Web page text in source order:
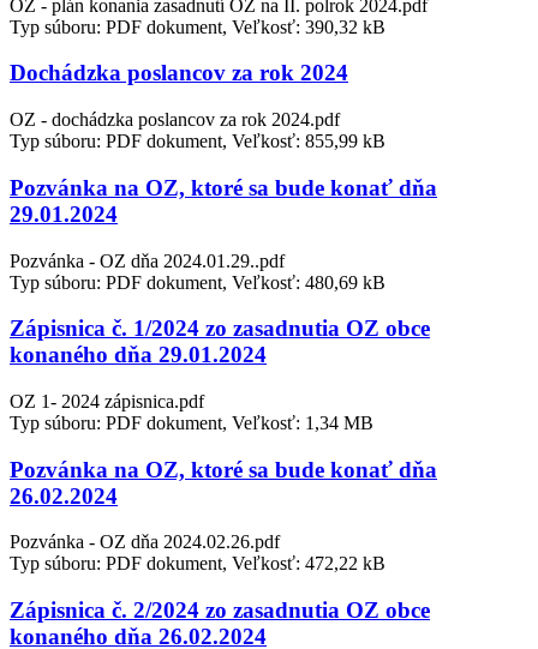
OZ - plán konania zasadnutí OZ na II. polrok 2024.pdf
Typ súboru: PDF dokument, Veľkosť: 390,32 kB
Dochádzka poslancov za rok 2024
OZ - dochádzka poslancov za rok 2024.pdf
Typ súboru: PDF dokument, Veľkosť: 855,99 kB
Pozvánka na OZ, ktoré sa bude konať dňa
29.01.2024
Pozvánka - OZ dňa 2024.01.29..pdf
Typ súboru: PDF dokument, Veľkosť: 480,69 kB
Zápisnica č. 1/2024 zo zasadnutia OZ obce
konaného dňa 29.01.2024
OZ 1- 2024 zápisnica.pdf
Typ súboru: PDF dokument, Veľkosť: 1,34 MB
Pozvánka na OZ, ktoré sa bude konať dňa
26.02.2024
Pozvánka - OZ dňa 2024.02.26.pdf
Typ súboru: PDF dokument, Veľkosť: 472,22 kB
Zápisnica č. 2/2024 zo zasadnutia OZ obce
konaného dňa 26.02.2024